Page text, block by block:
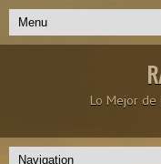
Lo Mejor de